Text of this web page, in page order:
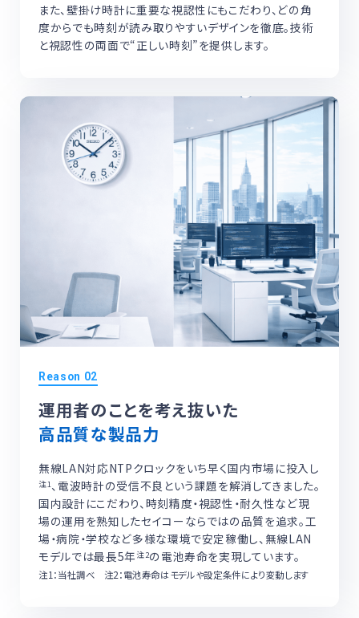
また、壁掛け時計に重要な視認性にもこだわり、どの角
度からでも時刻が読み取りやすいデザインを徹底。技術
と視認性の両面で“正しい時刻”を提供します。
運用者のことを考え抜いた
高品質な製品力
無線LAN対応NTPクロックをいち早く国内市場に投入し
注1 、電波時計の受信不良という課題を解消してきました。
国内設計にこだわり、時刻精度・視認性・耐久性など現
場の運用を熟知したセイコーならではの品質を追求。工
場・病院・学校など多様な環境で安定稼働し、無線LAN
モデルでは最長5年 注2の電池寿命を実現しています。
注1：当社調べ 注2：電池寿命はモデルや設定条件により変動します